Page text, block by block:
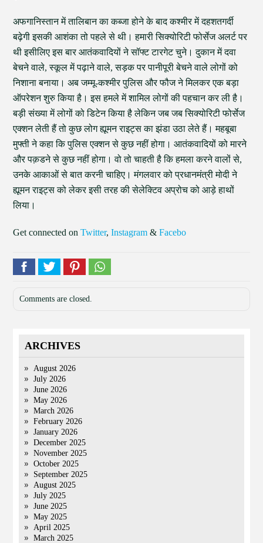
अफगानिस्तान में तालिबान का कब्जा होने के बाद कश्मीर में दहशतगर्दी
बढ़ेगी इसकी आशंका तो पहले से थी। हमारी सिक्योरिटी फोर्सेज अलर्ट पर
थी इसीलिए इस बार आतंकवादियों ने सॉफ्ट टारगेट चुने। दुकान में दवा
बेचने वाले, स्कूल में पढ़ाने वाले, सड़क पर पानीपूरी बेचने वाले लोगों को
निशाना बनाया। अब जम्मू-कश्मीर पुलिस और फौज ने मिलकर एक बड़ा
ऑपरेशन शुरु किया है। इस हमले में शामिल लोगों की पहचान कर ली है।
बड़ी संख्या में लोगों को डिटेन किया है लेकिन जब जब सिक्योरिटी फोर्सेज
एक्शन लेती हैं तो कुछ लोग ह्यूमन राइट्स का झंडा उठा लेते हैं। महबूबा
मुफ्ती ने कहा कि पुलिस एक्शन से कुछ नहीं होगा। आतंकवादियों को मारने
और पक़डने से कुछ नहीं होगा। वो तो चाहती है कि हमला करने वालों से,
उनके आकाओं से बात करनी चाहिए। मंगलवार को प्रधानमंत्री मोदी ने
ह्यूमन राइट्स को लेकर इसी तरह की सेलेक्टिव अप्रोच को आड़े हाथों
लिया।
Get connected onTwitter,Instagram &Facebo
Comments are closed.
ARCHIVES
August 2026
July 2026
June 2026
May 2026
March 2026
February 2026
January 2026
December 2025
November 2025
October 2025
September 2025
August 2025
July 2025
June 2025
May 2025
April 2025
March 2025